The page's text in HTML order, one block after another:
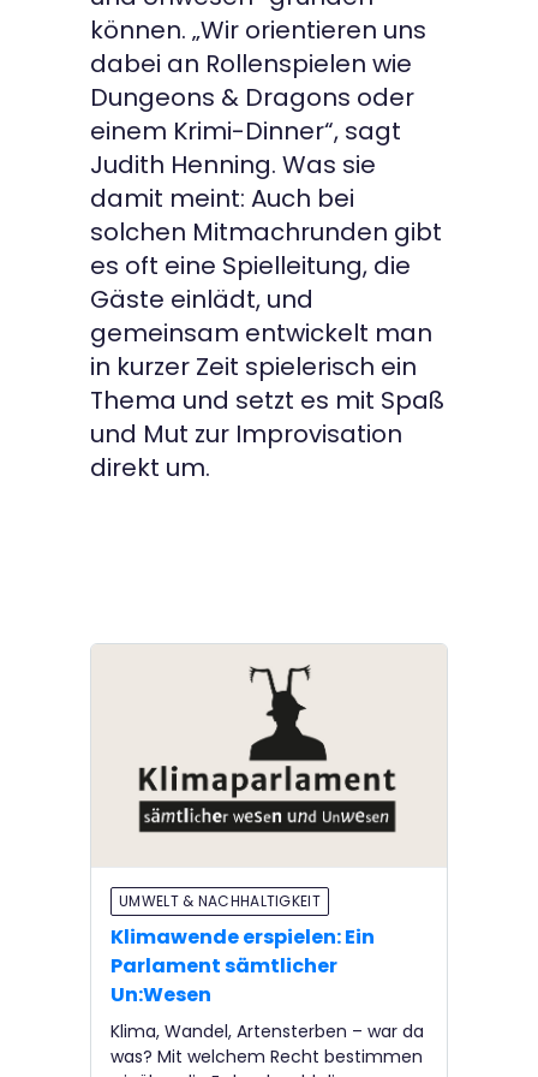
können. „Wir orientieren uns
dabei an Rollenspielen wie
Dungeons & Dragons oder
einem Krimi-Dinner“, sagt
Judith Henning. Was sie
damit meint: Auch bei
solchen Mitmachrunden gibt
es oft eine Spielleitung, die
Gäste einlädt, und
gemeinsam entwickelt man
in kurzer Zeit spielerisch ein
Thema und setzt es mit Spaß
und Mut zur Improvisation
direkt um.
UMWELT & NACHHALTIGKEIT
Klimawende erspielen: Ein
Parlament sämtlicher
Un:Wesen
Klima, Wandel, Artensterben – war da
was? Mit welchem Recht bestimmen